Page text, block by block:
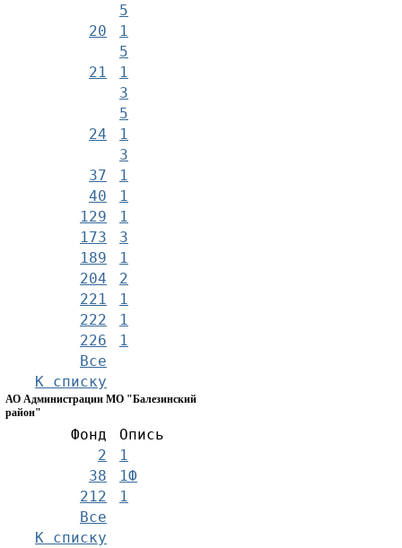
5
20
1
5
21
1
3
5
24
1
3
37
1
40
129
1
173
1
189
3
204
1
2
221
1
222
1
226
1
Все
К списку
АО Администрации МО "Балезинский
район"
Фонд
Опись
2
1
38
1Ф
212
1
Все
К списку